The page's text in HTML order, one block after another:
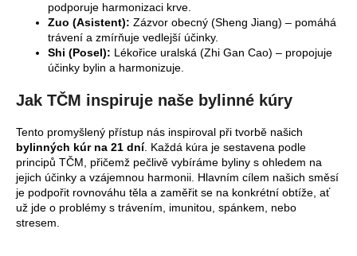
podporuje harmonizaci krve.
Zuo (Asistent): Zázvor obecný (Sheng Jiang) – pomáhá
trávení a zmírňuje vedlejší účinky.
Shi (Posel): Lékořice uralská (Zhi Gan Cao) – propojuje
účinky bylin a harmonizuje.
Jak TČM inspiruje naše bylinné kúry
Tento promyšlený přístup nás inspiroval při tvorbě našich
bylinných kúr na 21 dní. Každá kúra je sestavena podle
principů TČM, přičemž pečlivě vybíráme byliny s ohledem na
jejich účinky a vzájemnou harmonii. Hlavním cílem našich směsí
je podpořit rovnováhu těla a zaměřit se na konkrétní obtíže, ať
už jde o problémy s trávením, imunitou, spánkem, nebo
stresem.